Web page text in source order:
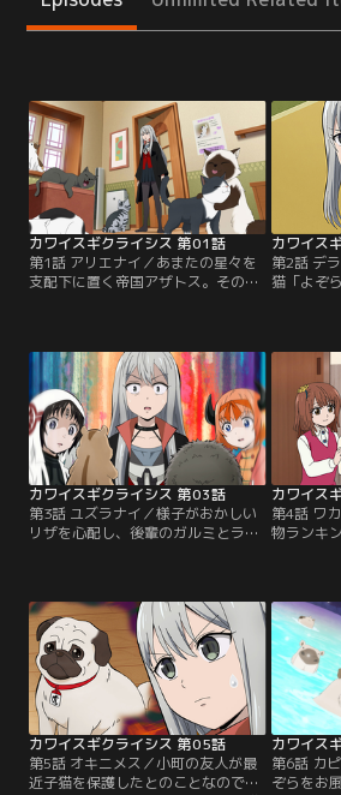
カワイスギクライシス 第01話
第1話 アリエナイ／あまたの星々を
支配下に置く帝国アザトス。その星
さから早々に生物だけを根絶しよう
と提案するが、たまたま寄った猫カ
フェでカワイイが異次元レベルの
「猫」と出会う。価値観を塗り替え
られるほどの可愛さを危険と感じた
リザは…。【提供：バンダイチャン
ネル】
カワイス
第2話 デ
猫「よぞ
い危機的
人はこの
やって抗
いる向井
ことに。
ル】
カワイスギクライシス 第03話
第3話 ユズラナイ／様子がおかしい
リザを心配し、後輩のガルミとラス
イ生き物は危険と感じたリザは、華
澄に猫と犬以外のペットを飼ってい
るささらと光彦を紹介してもらうこ
とにする。うちの子が宇宙一カワイ
イと豪語する二人のペットにリザは
耐えられるのか。【提供：バンダイ
チャンネル】
カワイス
第4話 ワ
物ランキ
どカワイ
るが、リ
込んでし
家フィア
依頼され
たフィア
チャンネ
カワイスギクライシス 第05話
第5話 オキニメス／小町の友人が最
近子猫を保護したとのことなので見
カワイス
第6話 カ
ぞらをお